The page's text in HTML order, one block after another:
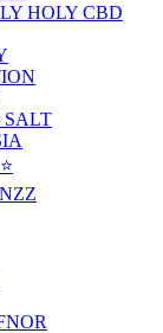
HOLY CBD
SALT